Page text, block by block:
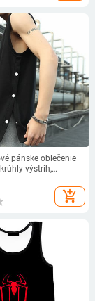
pánske oblečenie
výstrih,
jednofarebné,
športové, voľné,
vesty
add_shopping_cart